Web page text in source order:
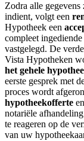
Zodra alle gegevens
indient, volgt een
Hypotheek een
compleet
vastgelegd. De
Vista Hypotheken
het gehele
eerste gesprek met
proces wordt
hypotheekofferte
notariële
te reageren op de
van uw